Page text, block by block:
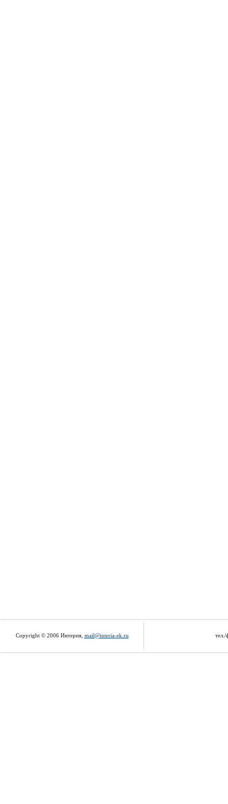
Copyright © 2006 Интерия, mail@interia-ek.ru